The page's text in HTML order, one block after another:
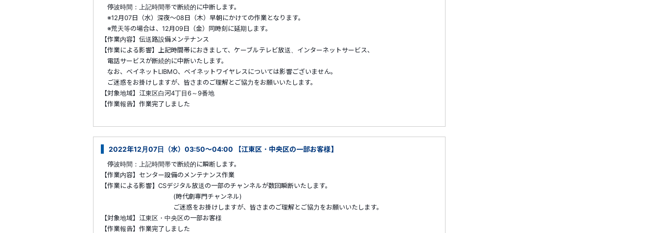
停波時間：上記時間帯で断続的に中断します。
※12月07日（水）深夜～08日（木）早朝にかけての作業となります。
※荒天等の場合は、12月09日（金）同時刻に延期します。
【作業内容】伝送路設備メンテナンス
【作業による影響】上記時間帯におきまして、ケーブルテレビ放送、インターネットサービス、
電話サービスが断続的に中断いたします。
なお、ベイネットLIBMO、ベイネットワイヤレスについては影響ございません。
ご迷惑をお掛けしますが、皆さまのご理解とご協力をお願いいたします。
【対象地域】江東区白河4丁目6～9番地
【作業報告】作業完了しました
2022年12月07日（水）03:50～04:00 【江東区・中央区の一部お客様】
停波時間：上記時間帯で断続的に瞬断します。
【作業内容】センター設備のメンテナンス作業
【作業による影響】CSデジタル放送の一部のチャンネルが数回瞬断いたします。
(時代劇専門チャンネル)
ご迷惑をお掛けしますが、皆さまのご理解とご協力をお願いいたします。
【対象地域】江東区・中央区の一部お客様
【作業報告】作業完了しました